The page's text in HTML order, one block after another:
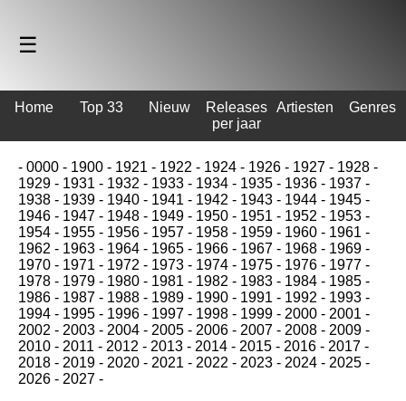
☰
Home Top 33 Nieuw
Releases
per jaar
Artiesten Genres
- 0000 - 1900 - 1921 - 1922 - 1924 - 1926 - 1927 - 1928 -
1929 - 1931 - 1932 - 1933 - 1934 - 1935 - 1936 - 1937 -
1938 - 1939 - 1940 - 1941 - 1942 - 1943 - 1944 - 1945 -
1946 - 1947 - 1948 - 1949 - 1950 - 1951 - 1952 - 1953 -
1954 - 1955 - 1956 - 1957 - 1958 - 1959 - 1960 - 1961 -
1962 - 1963 - 1964 - 1965 - 1966 - 1967 - 1968 - 1969 -
1970 - 1971 - 1972 - 1973 - 1974 - 1975 - 1976 - 1977 -
1978 - 1979 - 1980 - 1981 - 1982 - 1983 - 1984 - 1985 -
1986 - 1987 - 1988 - 1989 - 1990 - 1991 - 1992 - 1993 -
1994 - 1995 - 1996 - 1997 - 1998 - 1999 - 2000 - 2001 -
2002 - 2003 - 2004 - 2005 - 2006 - 2007 - 2008 - 2009 -
2010 - 2011 - 2012 - 2013 - 2014 - 2015 - 2016 - 2017 -
2018 - 2019 - 2020 - 2021 - 2022 - 2023 - 2024 - 2025 -
2026 - 2027 -